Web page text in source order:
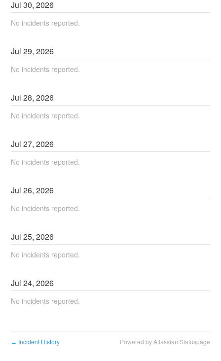
Jul30,2026
No incidents reported.
Jul29,2026
No incidents reported.
Jul28,2026
No incidents reported.
Jul27,2026
No incidents reported.
Jul26,2026
No incidents reported.
Jul25,2026
No incidents reported.
Jul24,2026
No incidents reported.
← Incident History Powered by Atlassian Statuspage